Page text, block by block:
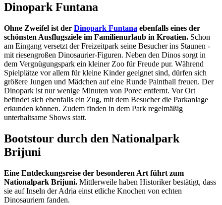
Dinopark Funtana
Ohne Zweifel ist der Dinopark Funtana ebenfalls eines der
schönsten Ausflugsziele im Familienurlaub in Kroatien. Schon
am Eingang versetzt der Freizeitpark seine Besucher ins Staunen -
mit riesengroßen Dinosaurier-Figuren. Neben den Dinos sorgt in
dem Vergnügungspark ein kleiner Zoo für Freude pur. Während
Spielplätze vor allem für kleine Kinder geeignet sind, dürfen sich
größere Jungen und Mädchen auf eine Runde Paintball freuen. Der
Dinopark ist nur wenige Minuten von Porec entfernt. Vor Ort
befindet sich ebenfalls ein Zug, mit dem Besucher die Parkanlage
erkunden können. Zudem finden in dem Park regelmäßig
unterhaltsame Shows statt.
Bootstour durch den Nationalpark
Brijuni
Eine Entdeckungsreise der besonderen Art führt zum
Nationalpark Brijuni. Mittlerweile haben Historiker bestätigt, dass
sie auf Inseln der Adria einst etliche Knochen von echten
Dinosauriern fanden.